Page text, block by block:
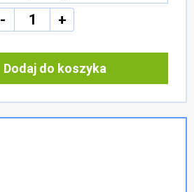
- +
Dodaj do koszyka